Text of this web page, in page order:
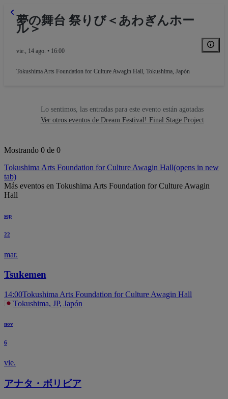
夢の舞台 祭りび＜あわぎんホー
ル＞
vie., 14 ago. • 16:00
Tokushima Arts Foundation for Culture Awagin Hall, Tokushima, Japón
Lo sentimos, las entradas para este evento están agotadas
Ver otros eventos de Dream Festival! Final Stage Project
Mostrando 0 de 0
Tokushima Arts Foundation for Culture Awagin Hall(opens in new
tab)
Más eventos en Tokushima Arts Foundation for Culture Awagin
Hall
sep
22
mar.
Tsukemen
14:00Tokushima Arts Foundation for Culture Awagin Hall
Tokushima, JP, Japón
nov
6
vie.
アナタ・ボリビア